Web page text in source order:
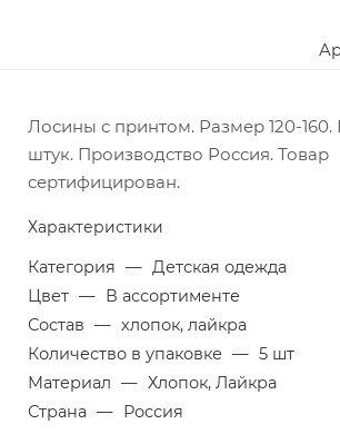
Лосины с принтом. Размер 120-160.
штук. Производство Россия. Товар
сертифицирован.
Характеристики
Категория — Детская одежда
Цвет — В ассортименте
Состав — хлопок, лайкра
Количество в упаковке — 5 шт
Материал — Хлопок, Лайкра
Страна — Россия